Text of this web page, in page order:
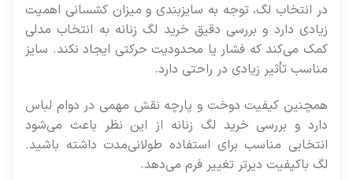
در انتخاب لگ، توجه به سایزبندی و میزان کشسانی اهمیت
زیادی دارد و بررسی دقیق خرید لگ زنانه به انتخاب مدلی
کمک می‌کند که فشار یا محدودیت حرکتی ایجاد نکند. سایز
مناسب تأثیر زیادی در راحتی دارد.
همچنین کیفیت دوخت و پارچه نقش مهمی در دوام لباس
دارد و بررسی خرید لگ زنانه از این نظر باعث می‌شود
انتخابی مناسب برای استفاده طولانی‌مدت داشته باشید.
لگ باکیفیت دیرتر تغییر فرم می‌دهد.